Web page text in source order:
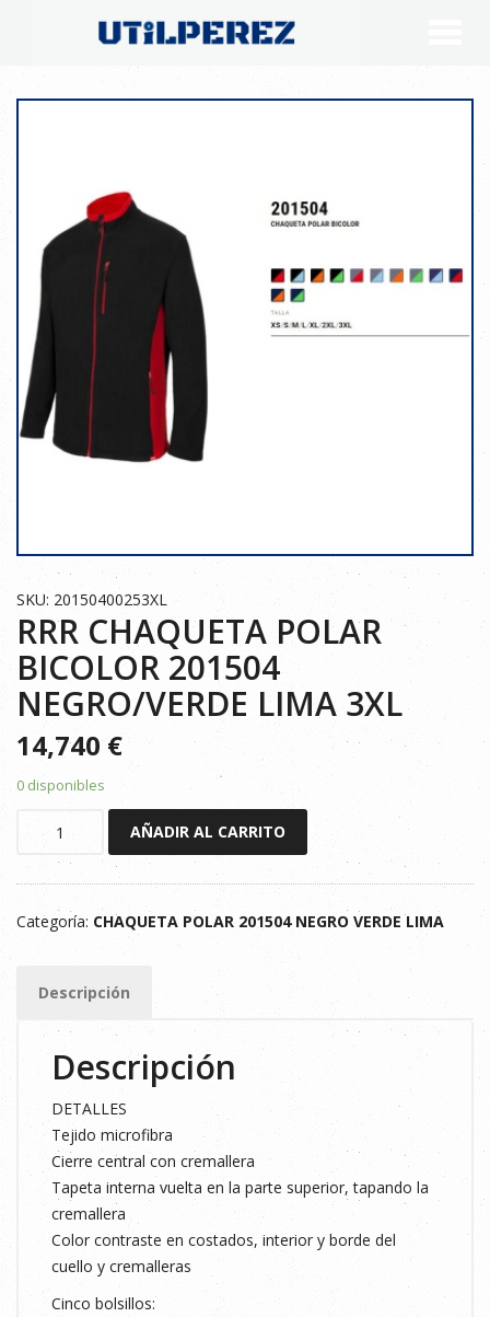
SKU: 20150400253XL
RRR CHAQUETA POLAR
BICOLOR 201504
NEGRO/VERDE LIMA 3XL
14,740€
0 disponibles
201504
3XL
cantidad
AÑADIR AL CARRITO
Categoría: CHAQUETA POLAR 201504 NEGRO VERDE LIMA
Descripción
Descripción
DETALLES
Tejido microfibra
Cierre central con cremallera
Tapeta interna vuelta en la parte superior, tapando la
cremallera
Color contraste en costados, interior y borde del
cuello y cremalleras
Cinco bolsillos: